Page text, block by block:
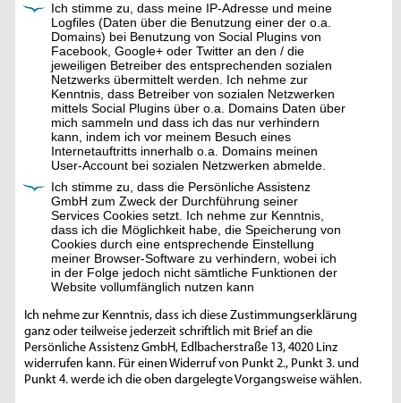
Ich stimme zu, dass meine IP-Adresse und meine
Logfiles (Daten über die Benutzung einer der o.a.
Domains) bei Benutzung von Social Plugins von
Facebook, Google+ oder Twitter an den / die
jeweiligen Betreiber des entsprechenden sozialen
Netzwerks übermittelt werden. Ich nehme zur
Kenntnis, dass Betreiber von sozialen Netzwerken
mittels Social Plugins über o.a. Domains Daten über
mich sammeln und dass ich das nur verhindern
kann, indem ich vor meinem Besuch eines
Internetauftritts innerhalb o.a. Domains meinen
User-Account bei sozialen Netzwerken abmelde.
Ich stimme zu, dass die Persönliche Assistenz
GmbH zum Zweck der Durchführung seiner
Services Cookies setzt. Ich nehme zur Kenntnis,
dass ich die Möglichkeit habe, die Speicherung von
Cookies durch eine entsprechende Einstellung
meiner Browser-Software zu verhindern, wobei ich
in der Folge jedoch nicht sämtliche Funktionen der
Website vollumfänglich nutzen kann
Ich nehme zur Kenntnis, dass ich diese Zustimmungserklärung
ganz oder teilweise jederzeit schriftlich mit Brief an die
Persönliche Assistenz GmbH, Edlbacherstraße 13, 4020 Linz
widerrufen kann. Für einen Widerruf von Punkt 2., Punkt 3. und
Punkt 4. werde ich die oben dargelegte Vorgangsweise wählen.